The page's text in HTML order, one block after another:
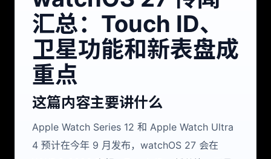
汇总：Touch ID、
卫星功能和新表盘成
重点
这篇内容主要讲什么
Apple Watch Series 12 和 Apple Watch Ultra
4 预计在今年 9 月发布，watchOS 27 会在